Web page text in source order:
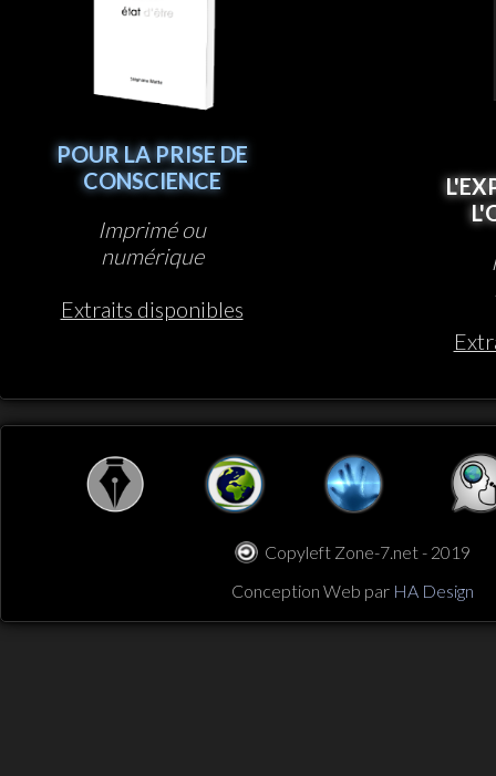
POUR LA PRISE DE
CONSCIENCE
Imprimé ou
numérique
Extraits disponibles
Copyleft Zone-7.net - 2019
Conception Web par HA Design